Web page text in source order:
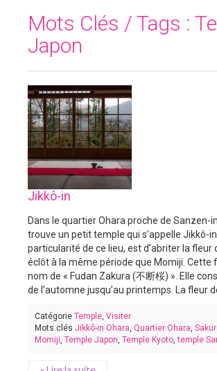
Mots Clés / Tags :
Japon
Jikkô-in
Dans le quartier Ohara proche de Sanzen-
trouve un petit temple qui s’appelle Jikkô-
particularité de ce lieu, est d’abriter la fleur
éclôt à la même période que Momiji. Cette
nom de « Fudan Zakura (不断桜) ». Elle
de l’automne jusqu’au printemps. La fleur de
Catégorie Temple, Visiter
Mots clés Jikkô-in Ohara, Quartier Ohara,
Momiji, Temple Japon, Temple Kyoto,temple